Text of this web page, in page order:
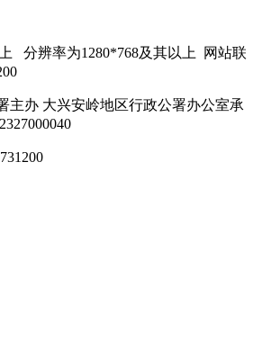
分辨率为1280*768及其以上 网站联
主办 大兴安岭地区行政公署办公室承